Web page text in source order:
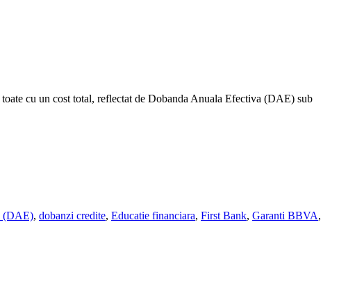
cu un cost total, reflectat de Dobanda Anuala Efectiva (DAE) sub
(DAE), dobanzi credite, Educatie financiara, First Bank, Garanti BBVA,